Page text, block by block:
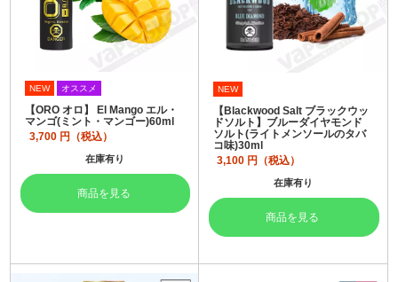
NEW オススメ
【ORO オロ】 El Mango エル・
マンゴ(ミント・マンゴー)60ml
3,700 円（税込）
在庫有り
商品を見る
NEW
【Blackwood Salt ブラックウッ
ドソルト】ブルーダイヤモンド
ソルト(ライトメンソールのタバ
コ味)30ml
3,100 円（税込）
在庫有り
商品を見る